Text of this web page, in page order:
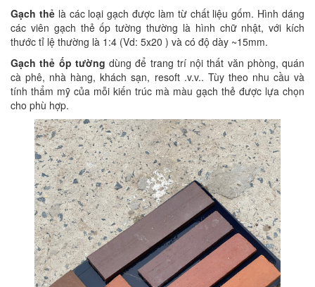
Gạch thẻlà các loại gạch được làm từ chất liệu gốm. Hình dáng
các viên gạch thẻ ốp tường thường là hình chữ nhật, với kích
thước tỉ lệ thường là 1:4 (Vd: 5x20 ) và có độ dày ~15mm.
Gạch thẻ ốp tường dùng để trang trí nội thất văn phòng, quán
cà phê, nhà hàng, khách sạn, resoft .v.v.. Tùy theo nhu cầu và
tính thẩm mỹ của mỗi kiến trúc mà màu gạch thẻ được lựa chọn
cho phù hợp.